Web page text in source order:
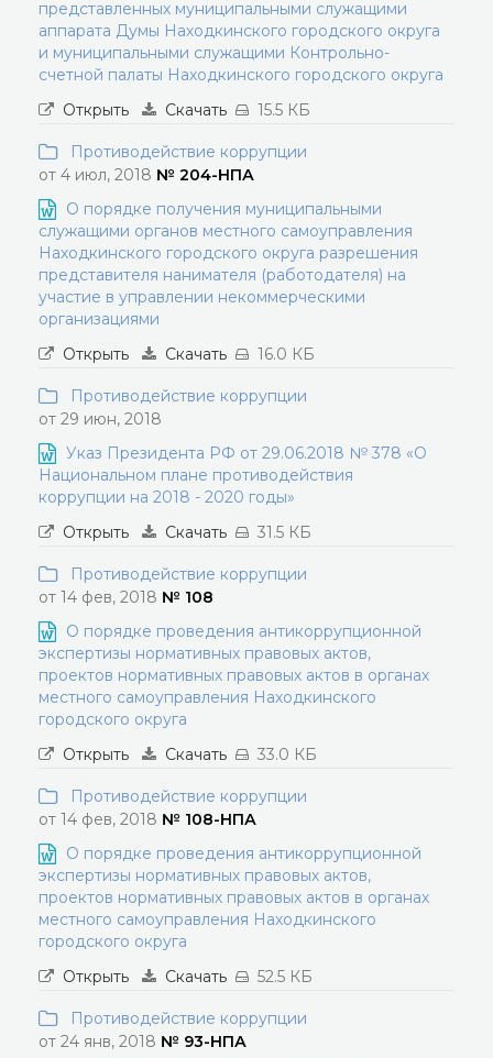
представленных муниципальными служащими
аппарата Думы Находкинского городского округа
и муниципальными служащими Контрольно-
счетной палаты Находкинского городского округа
Открыть
Скачать 15.5 КБ
Противодействие коррупции
от 4 июл, 2018 № 204-НПА
О порядке получения муниципальными
служащими органов местного самоуправления
Находкинского городского округа разрешения
представителя нанимателя (работодателя) на
участие в управлении некоммерческими
организациями
Открыть
Скачать 16.0 КБ
Противодействие коррупции
от 29 июн, 2018
Указ Президента РФ от 29.06.2018 № 378 «О
Национальном плане противодействия
коррупции на 2018 - 2020 годы»
Открыть
Скачать 31.5 КБ
Противодействие коррупции
от 14 фев, 2018 № 108
О порядке проведения антикоррупционной
экспертизы нормативных правовых актов,
проектов нормативных правовых актов в органах
местного самоуправления Находкинского
городского округа
Открыть
Скачать 33.0 КБ
Противодействие коррупции
от 14 фев, 2018 № 108-НПА
О порядке проведения антикоррупционной
экспертизы нормативных правовых актов,
проектов нормативных правовых актов в органах
местного самоуправления Находкинского
городского округа
Открыть
Скачать 52.5 КБ
Противодействие коррупции
от 24 янв, 2018 № 93-НПА